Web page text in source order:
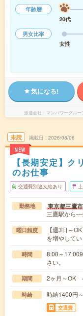
年齢層
20代
男女比率
女性
気になる!
派遣会社 マンパワーグル
未読
NEW
掲載日 2026/08/06
【長期安定】
のお仕事
交通費別途支給あり
勤務地 東京都三鷹市
三鷹駅から
曜日頻度
【週3日～
を増やして
時間
8:00～
さい。
期間 2ヶ月～OK
時給 時給1400円～
交通費